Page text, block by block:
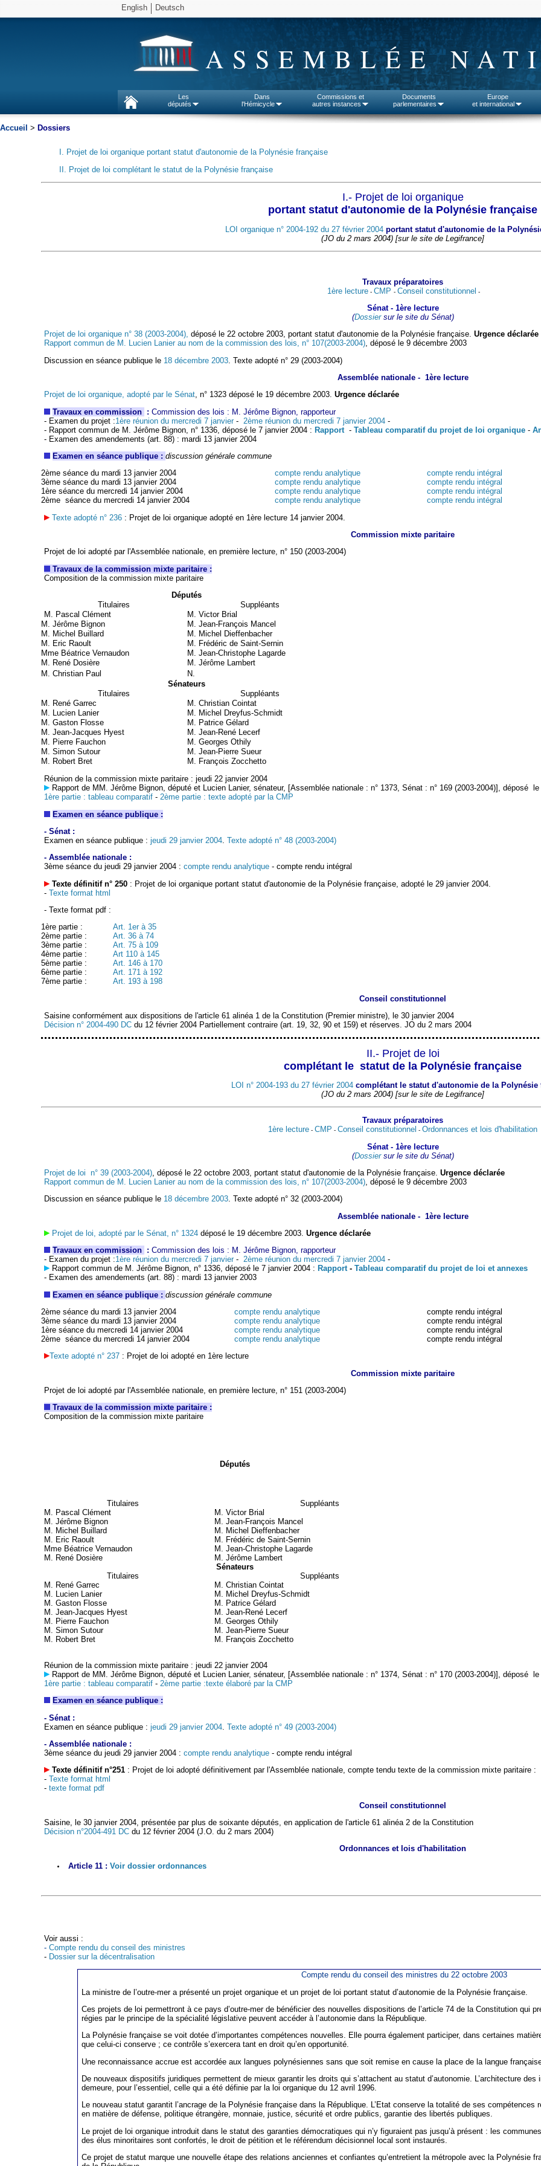
English Deutsch
ASSEMBLÉE
Les
députés
Dans
l'Hémicycle
Commissions et
autres instances
Documents
parlementaires
Europe
et international
Accueil > Dossiers
I. Projet de loi organique portant statut d'autonomie de la Polynésie française
II. Projet de loi complétant le statut de la Polynésie française
I.- Projet de loi organique
portant statut d'autonomie de la Polynésie française
LOI organique n° 2004-192 du 27 février 2004 portant statut d'autonomie de la
(JO du 2 mars 2004) [sur le site de Legifrance]
Travaux préparatoires
1ère lecture - CMP - Conseil constitutionnel -
Sénat - 1ère lecture
(Dossiersur le site du Sénat)
Projet de loi organique n° 38 (2003-2004), déposé le 22 octobre 2003, portant statut d'autonomie de la Polynésie française. Urgence déclarée
Rapport commun de M. Lucien Lanier au nom de la commission des lois, n° 107(2003-2004), déposé le 9 décembre 2003
Discussion en séance publique le 18 décembre 2003. Texte adopté n° 29 (2003-2004)
Assemblée nationale - 1ère lecture
Projet de loi organique, adopté par le Sénat, n° 1323 déposé le 19 décembre 2003. Urgence déclarée
Travaux en commission : Commission des lois : M. Jérôme Bignon, rapporteur
- Examen du projet :1ère réunion du mercredi 7 janvier- 2ème réunion du mercredi 7 janvier 2004-
- Rapport commun de M. Jérôme Bignon, n° 1336, déposé le 7 janvier 2004 : Rapport - Tableau comparatif du projet de loi organique-
- Examen des amendements (art. 88) : mardi 13 janvier 2004
Examen en séance publique : discussion générale commune
2ème séance du mardi 13 janvier 2004
compte rendu analytique
compte rendu intégral
3ème séance du mardi 13 janvier 2004
compte rendu analytique
compte rendu intégral
1ère séance du mercredi 14 janvier 2004
compte rendu analytique
compte rendu intégral
2ème séance du mercredi 14 janvier 2004
compte rendu analytique
compte rendu intégral
Texte adopté n° 236: Projet de loi organique adopté en 1ère lecture 14 janvier 2004.
Commission mixte paritaire
Projet de loi adopté par l'Assemblée nationale, en première lecture, n° 150 (2003-2004)
Travaux de la commission mixte paritaire :
Composition de la commission mixte paritaire
Députés
Titulaires
Suppléants
M. Pascal Clément
M. Victor Brial
M. Jérôme Bignon
M. Jean-François Mancel
M. Michel Buillard
M. Michel Dieffenbacher
M. Eric Raoult
M. Frédéric de Saint-Sernin
Mme Béatrice Vernaudon
M. Jean-Christophe Lagarde
M. René Dosière
M. Jérôme Lambert
M. Christian Paul
N.
Sénateurs
Titulaires
Suppléants
M. René Garrec
M. Christian Cointat
M. Lucien Lanier
M. Michel Dreyfus-Schmidt
M. Gaston Flosse
M. Patrice Gélard
M. Jean-Jacques Hyest
M. Jean-René Lecerf
M. Pierre Fauchon
M. Georges Othily
M. Simon Sutour
M. Jean-Pierre Sueur
M. Robert Bret
M. François Zocchetto
Réunion de la commission mixte paritaire : jeudi 22 janvier 2004
Rapport de MM. Jérôme Bignon, député et Lucien Lanier, sénateur, [Assemblée nationale : n° 1373, Sénat : n° 169 (2003-2004)], déposé
1ère partie : tableau comparatif - 2ème partie : texte adopté par la CMP
Examen en séance publique :
- Sénat :
Examen en séance publique : jeudi 29 janvier 2004. Texte adopté n° 48 (2003-2004)
- Assemblée nationale :
3ème séance du jeudi 29 janvier 2004 : compte rendu analytique- compte rendu intégral
Texte définitif n° 250: Projet de loi organique portant statut d'autonomie de la Polynésie française, adopté le 29 janvier 2004.
-Texte format html
- Texte format pdf :
1ère partie :
Art. 1er à 35
2ème partie :
Art. 36 à 74
3ème partie :
Art. 75 à 109
4ème partie :
Art 110 à 145
5ème partie :
Art. 146 à 170
6ème partie :
Art. 171 à 192
7ème partie :
Art. 193 à 198
Conseil constitutionnel
Saisine conformément aux dispositions de l'article 61 alinéa 1 de la Constitution (Premier ministre), le 30 janvier 2004
Décision n° 2004-490 DCdu 12 février 2004 Partiellement contraire (art. 19, 32, 90 et 159) et réserves. JO du 2 mars 2004
II.- Projet de loi
complétant le statut de la Polynésie française
LOI n° 2004-193 du 27 février 2004 complétant le statut d'autonomie de la Polynésie
(JO du 2 mars 2004) [sur le site de Legifrance]
Travaux préparatoires
1ère lecture - CMP - Conseil constitutionnel - Ordonnances et lois d'habilitation
Sénat - 1ère lecture
(Dossiersur le site du Sénat)
Projet de loi n° 39 (2003-2004), déposé le 22 octobre 2003, portant statut d'autonomie de la Polynésie française. Urgence déclarée
Rapport commun de M. Lucien Lanier au nom de la commission des lois, n° 107(2003-2004), déposé le 9 décembre 2003
Discussion en séance publique le 18 décembre 2003. Texte adopté n° 32 (2003-2004)
Assemblée nationale - 1ère lecture
Projet de loi, adopté par le Sénat, n° 1324déposé le 19 décembre 2003. Urgence déclarée
Travaux en commission : Commission des lois : M. Jérôme Bignon, rapporteur
- Examen du projet :1ère réunion du mercredi 7 janvier- 2ème réunion du mercredi 7 janvier 2004-
Rapport commun de M. Jérôme Bignon, n° 1336, déposé le 7 janvier 2004 : Rapport- Tableau comparatif du projet de loi et annexes
- Examen des amendements (art. 88) : mardi 13 janvier 2003
Examen en séance publique : discussion générale commune
2ème séance du mardi 13 janvier 2004
compte rendu analytique
compte rendu intégral
3ème séance du mardi 13 janvier 2004
compte rendu analytique
compte rendu intégral
1ère séance du mercredi 14 janvier 2004
compte rendu analytique
compte rendu intégral
2ème séance du mercredi 14 janvier 2004
compte rendu analytique
compte rendu intégral
Texte adopté n° 237: Projet de loi adopté en 1ère lecture
Commission mixte paritaire
Projet de loi adopté par l'Assemblée nationale, en première lecture, n° 151 (2003-2004)
Travaux de la commission mixte paritaire :
Composition de la commission mixte paritaire
Députés
Titulaires
Suppléants
M. Pascal Clément
M. Victor Brial
M. Jérôme Bignon
M. Jean-François Mancel
M. Michel Buillard
M. Michel Dieffenbacher
M. Eric Raoult
M. Frédéric de Saint-Sernin
Mme Béatrice Vernaudon
M. Jean-Christophe Lagarde
M. René Dosière
M. Jérôme Lambert
Sénateurs
Titulaires
Suppléants
M. René Garrec
M. Christian Cointat
M. Lucien Lanier
M. Michel Dreyfus-Schmidt
M. Gaston Flosse
M. Patrice Gélard
M. Jean-Jacques Hyest
M. Jean-René Lecerf
M. Pierre Fauchon
M. Georges Othily
M. Simon Sutour
M. Jean-Pierre Sueur
M. Robert Bret
M. François Zocchetto
Réunion de la commission mixte paritaire : jeudi 22 janvier 2004
Rapport de MM. Jérôme Bignon, député et Lucien Lanier, sénateur, [Assemblée nationale : n° 1374, Sénat : n° 170 (2003-2004)], déposé
1ère partie : tableau comparatif- 2ème partie :texte élaboré par la CMP
Examen en séance publique :
- Sénat :
Examen en séance publique : jeudi 29 janvier 2004. Texte adopté n° 49 (2003-2004)
- Assemblée nationale :
3ème séance du jeudi 29 janvier 2004 : compte rendu analytique- compte rendu intégral
Texte définitif n°251: Projet de loi adopté définitivement par l'Assemblée nationale, compte tendu texte de la commission mixte paritaire :
- Texte format html
-texte format pdf
Conseil constitutionnel
Saisine, le 30 janvier 2004, présentée par plus de soixante députés, en application de l'article 61 alinéa 2 de la Constitution
Décision n°2004-491 DCdu 12 février 2004 (J.O. du 2 mars 2004)
Ordonnances et lois d'habilitation
Article 11 : Voir dossier ordonnances
Voir aussi :
- Compte rendu du conseil des ministres
- Dossier sur la décentralisation
Compte rendu du conseil des ministres du 22 octobre 2003
L a ministre de l’outre-mer a présenté un projet organique et un projet de loi portant statut d’autonomie de la Polynésie française.
Ces projets de loi permettront à ce pays d’outre-mer de bénéficier des nouvelles dispositions de l’article 74 de la Constitution qui
régies par le principe de la spécialité législative peuvent accéder à l’autonomie dans la République.
La Polynésie française se voit dotée d’importantes compétences nouvelles. Elle pourra également participer, dans certaines
que celui-ci conserve ; ce contrôle s’exercera tant en droit qu’en opportunité.
Une reconnaissance accrue est accordée aux langues polynésiennes sans que soit remise en cause la place de la langue
De nouveaux dispositifs juridiques permettent de mieux garantir les droits qui s’attachent au statut d’autonomie. L’architecture
demeure, pour l’essentiel, celle qui a été définie par la loi organique du 12 avril 1996.
Le nouveau statut garantit l’ancrage de la Polynésie française dans la République. L’Etat conserve la totalité de ses
en matière de défense, politique étrangère, monnaie, justice, sécurité et ordre publics, garantie des libertés publiques.
Le projet de loi organique introduit dans le statut des garanties démocratiques qui n’y figuraient pas jusqu’à présent : les
des élus minoritaires sont confortés, le droit de pétition et le référendum décisionnel local sont instaurés.
Ce projet de statut marque une nouvelle étape des relations anciennes et confiantes qu’entretient la métropole avec la Polynésie